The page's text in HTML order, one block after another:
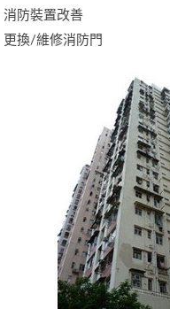
消防裝置改善
更換/維修消防門